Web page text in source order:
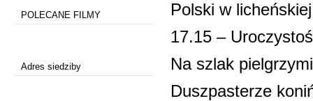
POLECANE FILMY
Adres siedziby
Polski w
17.15 –
Na szlak
Duszpasterze